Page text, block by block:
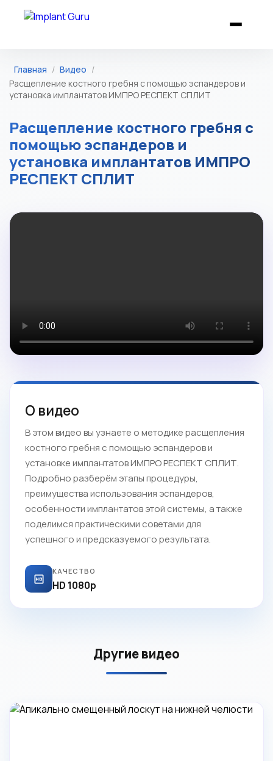
Главная / Видео /
Расщепление костного гребня с помощью эспандеров и
установка имплантатов ИМПРО РЕСПЕКТ СПЛИТ
Расщепление костного гребня с
помощью эспандеров и
установка имплантатов ИМПРО
РЕСПЕКТ СПЛИТ
О видео
В этом видео вы узнаете о методике расщепления
костного гребня с помощью эспандеров и
установке имплантатов ИМПРО РЕСПЕКТ СПЛИТ.
Подробно разберём этапы процедуры,
преимущества использования эспандеров,
особенности имплантатов этой системы, а также
поделимся практическими советами для
успешного и предсказуемого результата.
КАЧЕСТВО
HD 1080p
Другие видео